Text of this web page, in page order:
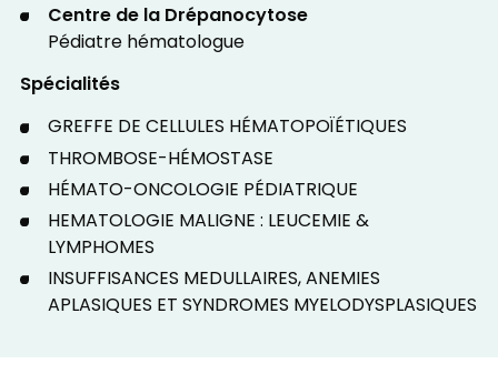
Centre de la Drépanocytose
Pédiatre hématologue
Spécialités
GREFFE DE CELLULES HÉMATOPOÏÉTIQUES
THROMBOSE-HÉMOSTASE
HÉMATO-ONCOLOGIE PÉDIATRIQUE
HEMATOLOGIE MALIGNE : LEUCEMIE &
LYMPHOMES
INSUFFISANCES MEDULLAIRES, ANEMIES
APLASIQUES ET SYNDROMES MYELODYSPLASIQUES